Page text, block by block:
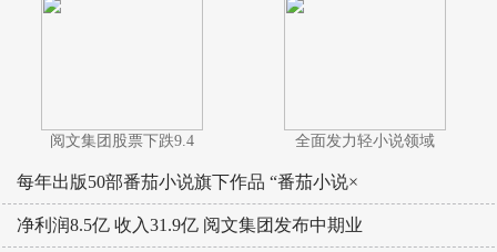
阅文集团股票下跌9.4 全面发力轻小说领域
每年出版50部番茄小说旗下作品 “番茄小说×
净利润8.5亿 收入31.9亿 阅文集团发布中期业